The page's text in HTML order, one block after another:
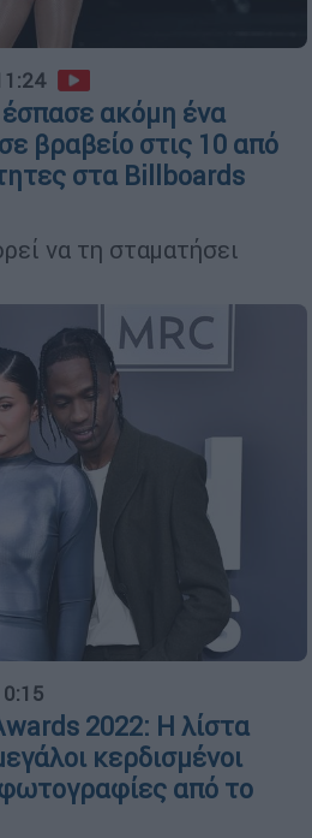
ακόμη ένα
βραβείο στις 10 από
στα Billboards
να τη σταματήσει
2022: Η λίστα
κερδισμένοι
από το